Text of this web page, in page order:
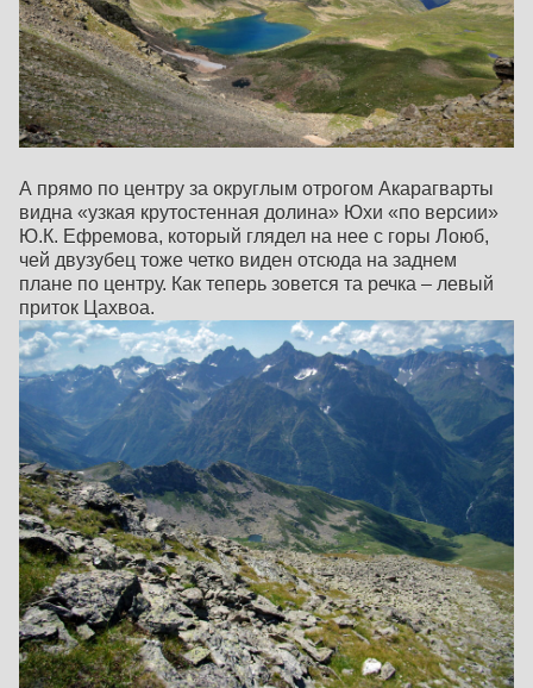
А прямо по центру за округлым отрогом Акарагварты
видна «узкая крутостенная долина» Юхи «по версии»
Ю.К. Ефремова, который глядел на нее с горы Лоюб,
чей двузубец тоже четко виден отсюда на заднем
плане по центру. Как теперь зовется та речка – левый
приток Цахвоа.